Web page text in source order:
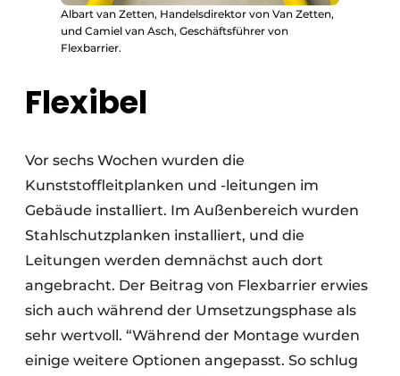
Albart van Zetten, Handelsdirektor von Van Zetten,
und Camiel van Asch, Geschäftsführer von
Flexbarrier.
Flexibel
Vor sechs Wochen wurden die
Kunststoffleitplanken und -leitungen im
Gebäude installiert. Im Außenbereich wurden
Stahlschutzplanken installiert, und die
Leitungen werden demnächst auch dort
angebracht. Der Beitrag von Flexbarrier erwies
sich auch während der Umsetzungsphase als
sehr wertvoll. “Während der Montage wurden
einige weitere Optionen angepasst. So schlug